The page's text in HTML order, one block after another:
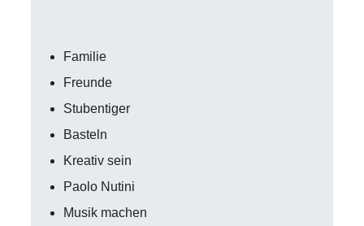
Familie
Freunde
Stubentiger
Basteln
Kreativ sein
Paolo Nutini
Musik machen